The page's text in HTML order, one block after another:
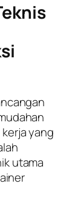
yang
utama